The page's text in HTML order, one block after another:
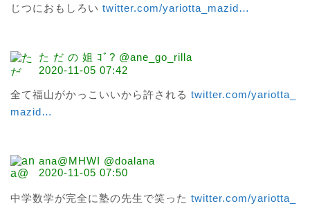
じつにおもしろい twitter.com/yariotta_mazid…
た だ の 姐 ｺﾞ? @ane_go_rilla
2020-11-05 07:42
全て福山がかっこいいから許される twitter.com/yariotta_
mazid…
ana@MHWI @doalana
2020-11-05 07:50
中学数学が完全に塾の先生で笑った twitter.com/yariotta_